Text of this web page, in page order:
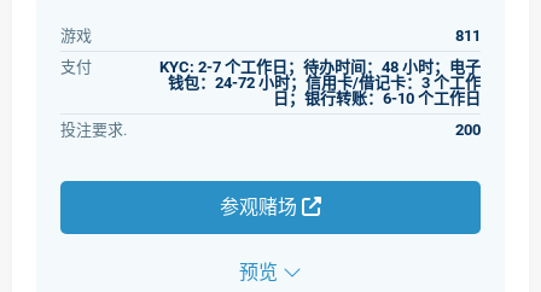
游戏
811
支付
KYC: 2-7 个工作日；待办时间：48 小时；电子
钱包：24-72 小时；信用卡/借记卡：3 个工作
日；银行转账：6-10 个工作日
投注要求.
200
参观赌场
预览